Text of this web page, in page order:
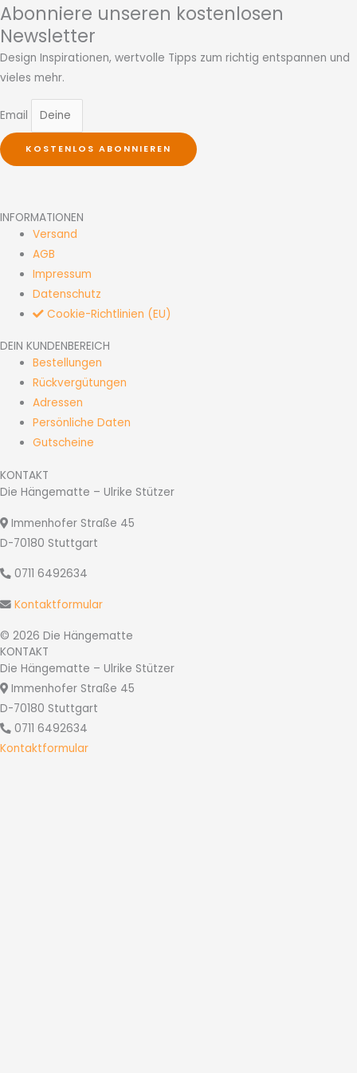
Abonniere unseren kostenlosen
Newsletter
Design Inspirationen, wertvolle Tipps zum richtig entspannen und
vieles mehr.
Email
KOSTENLOS ABONNIEREN
INFORMATIONEN
Versand
AGB
Impressum
Datenschutz
Cookie-Richtlinien (EU)
DEIN KUNDENBEREICH
Bestellungen
Rückvergütungen
Adressen
Persönliche Daten
Gutscheine
KONTAKT
Die Hängematte – Ulrike Stützer
Immenhofer Straße 45
D-70180 Stuttgart
0711 6492634
Kontaktformular
© 2026 Die Hängematte
KONTAKT
Die Hängematte – Ulrike Stützer
Immenhofer Straße 45
D-70180 Stuttgart
0711 6492634
Kontaktformular